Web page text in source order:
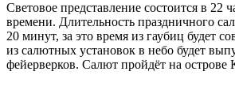
Световое представление состоится в 22
времени. Длительность праздничного
20 минут, за это время из гаубиц будет
из салютных установок в небо будет
фейерверков. Салют пройдёт на острове